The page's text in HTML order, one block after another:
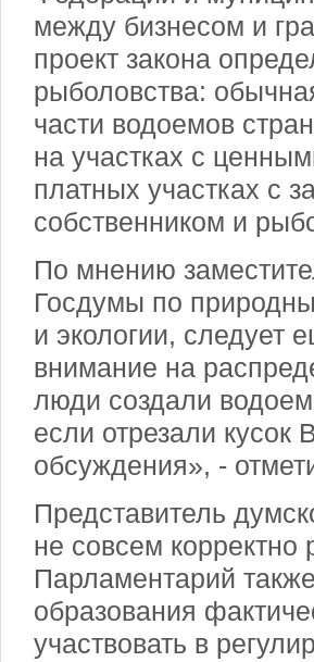
между бизнесом и
проект закона
рыболовства:
части водоемов
на участках с
платных участках с
собственником и
По мнению
Госдумы по
и экологии, следует
внимание на
люди создали
если отрезали кусок
обсуждения», -
Представитель
не совсем
Парламентарий
образования
участвовать в